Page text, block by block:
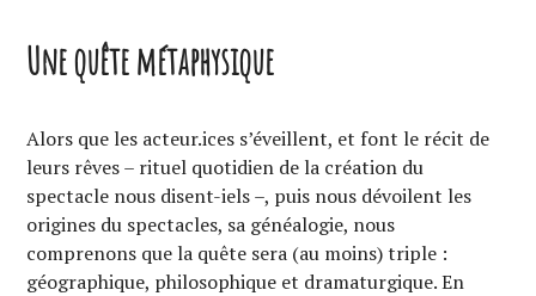
Une quête métaphysique
Alors que les acteur.ices s’éveillent, et font le récit de
leurs rêves – rituel quotidien de la création du
spectacle nous disent-iels –, puis nous dévoilent les
origines du spectacles, sa généalogie, nous
comprenons que la quête sera (au moins) triple :
géographique, philosophique et dramaturgique. En